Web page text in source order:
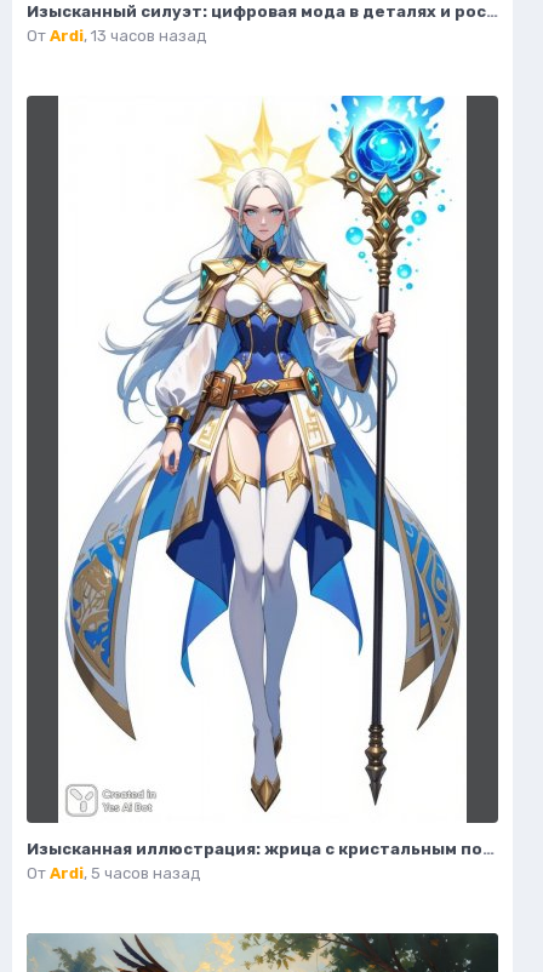
Изысканный силуэт: цифровая мода в деталях и роскошные акценты высокой моды. Нейронная сеть Flux Ai
От Ardi, 13 часов назад
Изысканная иллюстрация: жрица с кристальным посохом и волшебным светом. Нейронная сеть Flux.1
От Ardi, 5 часов назад